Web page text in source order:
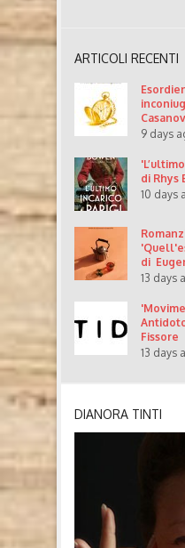
ARTICOLI RECENTI
9 days
di Rhys
10 days
di
13 days
Fissore
13 days
DIANORA TINTI